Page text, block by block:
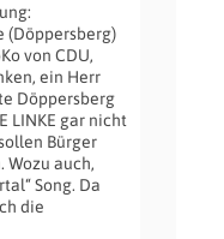
von CDU,
ein Herr
Döppersberg
LINKE gar nicht
Bürger
auch,
Song. Da
die